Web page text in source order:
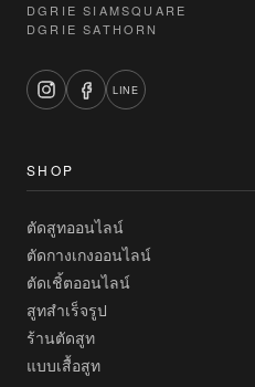
DGRIE SIAMSQUARE
DGRIE SATHORN
LINE
SHOP
ตัดสูทออนไลน์
ตัดกางเกงออนไลน์
ตัดเชิ้ตออนไลน์
สูทสำเร็จรูป
ร้านตัดสูท
แบบเสื้อสูท